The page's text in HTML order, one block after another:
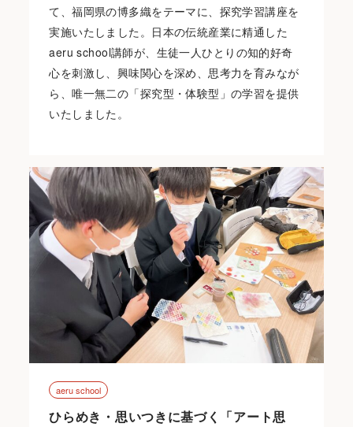
て、福岡県の博多織をテーマに、探究学習講座を
実施いたしました。日本の伝統産業に精通した
aeru school講師が、生徒一人ひとりの知的好奇
心を刺激し、興味関心を深め、思考力を育みなが
ら、唯一無二の「探究型・体験型」の学習を提供
いたしました。
aeru school
ひらめき・思いつきに基づく「アート思